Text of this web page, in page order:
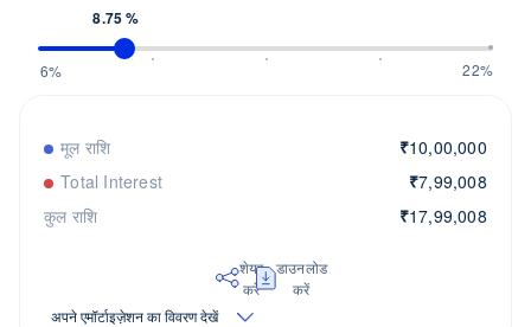
8.75 %
6% 22%
मूल राशि ₹10,00,000
Total Interest
₹7,99,008
कुल राशि
₹17,99,008
शेयर
करें
डाउनलोड
करें
अपने एमॉर्टाइज़ेशन का विवरण देखें